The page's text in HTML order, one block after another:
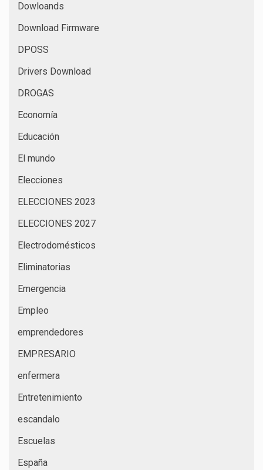
Dowloands
Download Firmware
DPOSS
Drivers Download
DROGAS
Economía
Educación
El mundo
Elecciones
ELECCIONES 2023
ELECCIONES 2027
Electrodomésticos
Eliminatorias
Emergencia
Empleo
emprendedores
EMPRESARIO
enfermera
Entretenimiento
escandalo
Escuelas
España